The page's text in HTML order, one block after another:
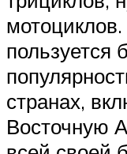
пользуется
странах,
Восточную